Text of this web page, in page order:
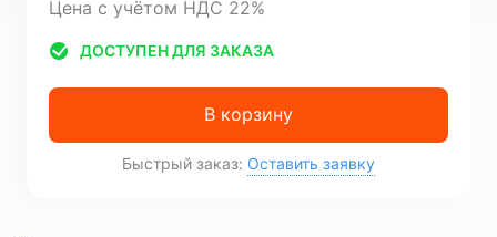
Цена с учётом НДС 22%
ДОСТУПЕН ДЛЯ ЗАКАЗА
В корзину
Быстрый заказ: Оставить заявку